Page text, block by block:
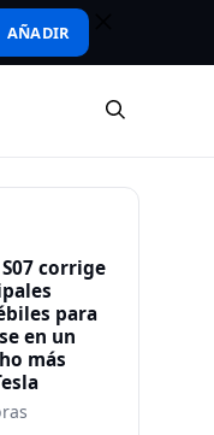
AÑADIR
corrige
para
en un
más